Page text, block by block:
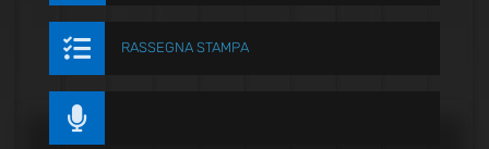
 RASSEGNA STAMPA
